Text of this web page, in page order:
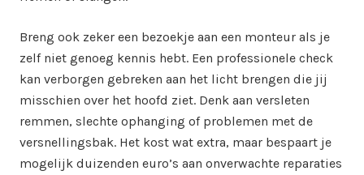
Breng ook zeker een bezoekje aan een monteur als je
zelf niet genoeg kennis hebt. Een professionele check
kan verborgen gebreken aan het licht brengen die jij
misschien over het hoofd ziet. Denk aan versleten
remmen, slechte ophanging of problemen met de
versnellingsbak. Het kost wat extra, maar bespaart je
mogelijk duizenden euro’s aan onverwachte reparaties